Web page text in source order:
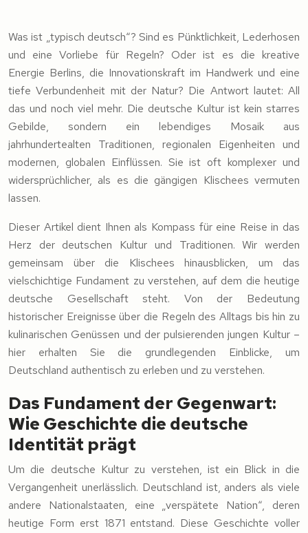
Was ist „typisch deutsch“? Sind es Pünktlichkeit, Lederhosen
und eine Vorliebe für Regeln? Oder ist es die kreative
Energie Berlins, die Innovationskraft im Handwerk und eine
tiefe Verbundenheit mit der Natur? Die Antwort lautet: All
das und noch viel mehr. Die deutsche Kultur ist kein starres
Gebilde, sondern ein lebendiges Mosaik aus
jahrhundertealten Traditionen, regionalen Eigenheiten und
modernen, globalen Einflüssen. Sie ist oft komplexer und
widersprüchlicher, als es die gängigen Klischees vermuten
lassen.
Dieser Artikel dient Ihnen als Kompass für eine Reise in das
Herz der deutschen Kultur und Traditionen. Wir werden
gemeinsam über die Klischees hinausblicken, um das
vielschichtige Fundament zu verstehen, auf dem die heutige
deutsche Gesellschaft steht. Von der Bedeutung
historischer Ereignisse über die Regeln des Alltags bis hin zu
kulinarischen Genüssen und der pulsierenden jungen Kultur –
hier erhalten Sie die grundlegenden Einblicke, um
Deutschland authentisch zu erleben und zu verstehen.
Das Fundament der Gegenwart:
Wie Geschichte die deutsche
Identität prägt
Um die deutsche Kultur zu verstehen, ist ein Blick in die
Vergangenheit unerlässlich. Deutschland ist, anders als viele
andere Nationalstaaten, eine „verspätete Nation“, deren
heutige Form erst 1871 entstand. Diese Geschichte voller